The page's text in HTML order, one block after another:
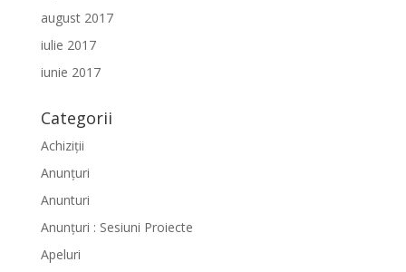
august 2017
iulie 2017
iunie 2017
Categorii
Achiziții
Anunțuri
Anunturi
Anunțuri : Sesiuni Proiecte
Apeluri